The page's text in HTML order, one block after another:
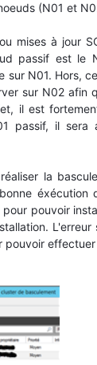
(N01 et
mises à jour
passif est le
sur N01. Hors,
sur N02 afin
il est
passif, il sera
la
éxécution
pouvoir
L'erreur
pouvoir